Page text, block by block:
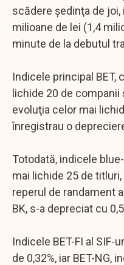
scădere şedinţa de joi,
milioane de lei (1,4
minute de la debutul
Indicele principal BET,
lichide 20 de companii
evoluţia celor mai
înregistrau o
Totodată, indicele
mai lichide 25 de
reperul de randament
BK, s-a depreciat cu
Indicele BET-FI al SIF-
de 0,32%, iar BET-NG,